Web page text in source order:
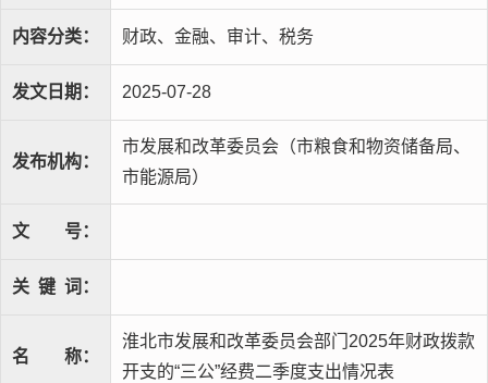
内容分类： 财政、金融、审计、税务
发文日期： 2025-07-28
发布机构：
市发展和改革委员会（市粮食和物资储备局、
市能源局）
文 号：
关 键 词：
名 称：
淮北市发展和改革委员会部门2025年财政拨款
开支的“三公”经费二季度支出情况表